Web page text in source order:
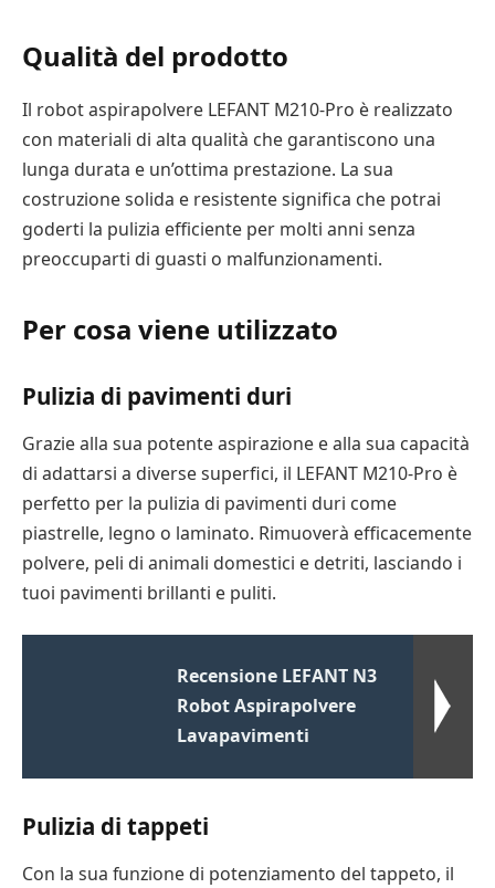
Qualità del prodotto
Il robot aspirapolvere LEFANT M210-Pro è realizzato
con materiali di alta qualità che garantiscono una
lunga durata e un’ottima prestazione. La sua
costruzione solida e resistente significa che potrai
goderti la pulizia efficiente per molti anni senza
preoccuparti di guasti o malfunzionamenti.
Per cosa viene utilizzato
Pulizia di pavimenti duri
Grazie alla sua potente aspirazione e alla sua capacità
di adattarsi a diverse superfici, il LEFANT M210-Pro è
perfetto per la pulizia di pavimenti duri come
piastrelle, legno o laminato. Rimuoverà efficacemente
polvere, peli di animali domestici e detriti, lasciando i
tuoi pavimenti brillanti e puliti.
Recensione LEFANT N3
Robot Aspirapolvere
Lavapavimenti
Pulizia di tappeti
Con la sua funzione di potenziamento del tappeto, il